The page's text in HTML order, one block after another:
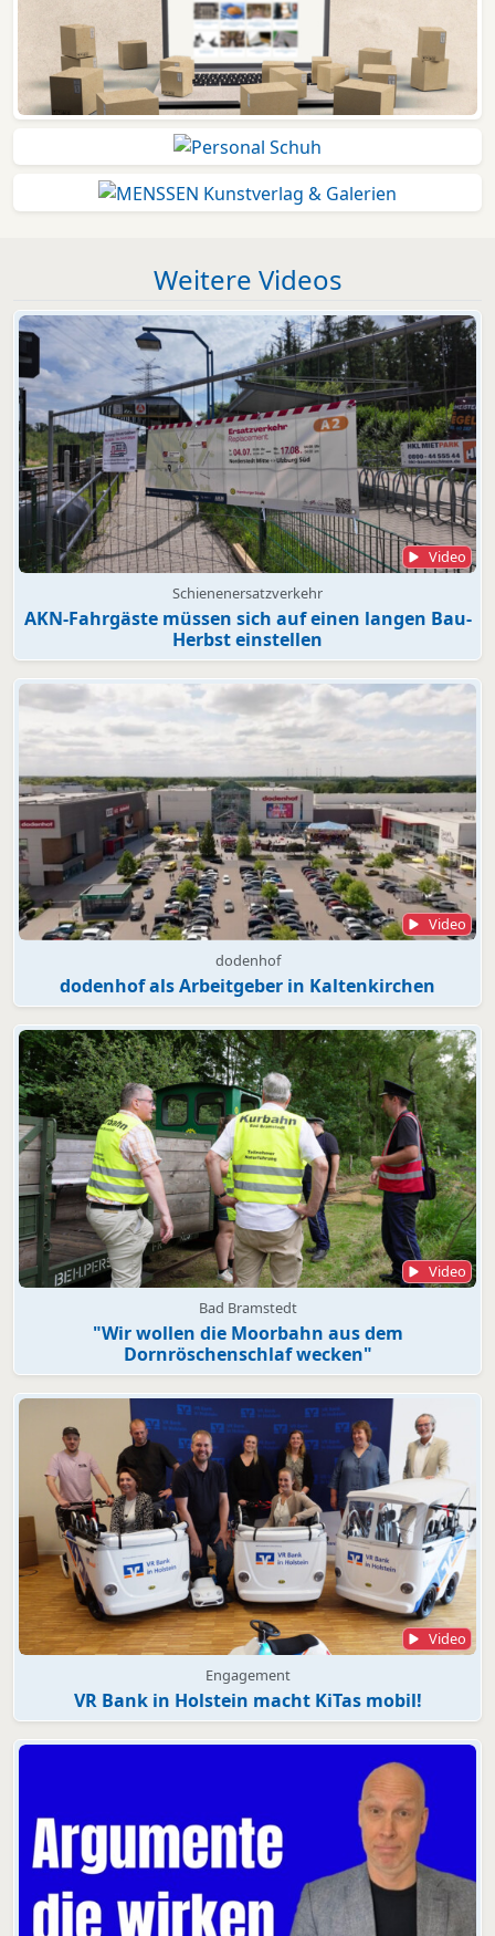
Weitere Videos
Video
Schienenersatzverkehr
AKN-Fahrgäste müssen sich auf einen langen Bau-
Herbst einstellen
Video
dodenhof
dodenhof als Arbeitgeber in Kaltenkirchen
Video
Bad Bramstedt
"Wir wollen die Moorbahn aus dem
Dornröschenschlaf wecken"
Video
Engagement
VR Bank in Holstein macht KiTas mobil!